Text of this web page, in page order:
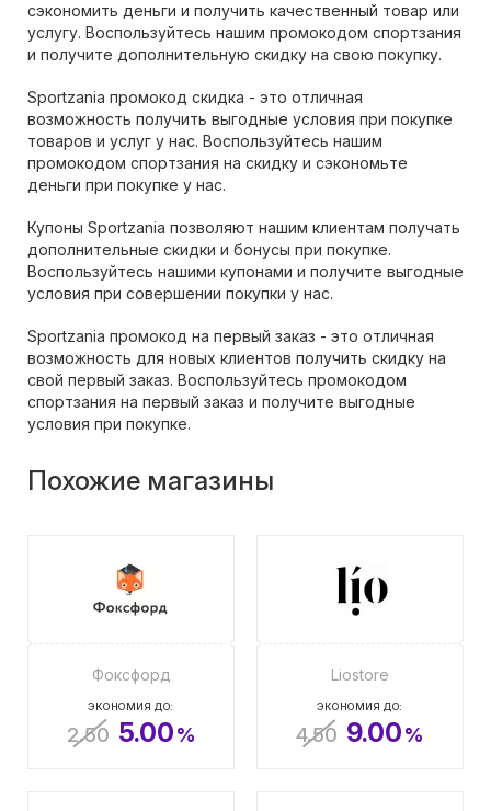
сэкономить деньги и получить качественный товар или
услугу. Воспользуйтесь нашим промокодом спортзания
и получите дополнительную скидку на свою покупку.
Sportzania промокод скидка - это отличная
возможность получить выгодные условия при покупке
товаров и услуг у нас. Воспользуйтесь нашим
промокодом спортзания на скидку и сэкономьте
деньги при покупке у нас.
Купоны Sportzania позволяют нашим клиентам получать
дополнительные скидки и бонусы при покупке.
Воспользуйтесь нашими купонами и получите выгодные
условия при совершении покупки у нас.
Sportzania промокод на первый заказ - это отличная
возможность для новых клиентов получить скидку на
свой первый заказ. Воспользуйтесь промокодом
спортзания на первый заказ и получите выгодные
условия при покупке.
Похожие магазины
Фоксфорд
ЭКОНОМИЯ ДО:
2.50 5.00%
Liostore
ЭКОНОМИЯ ДО:
4.50 9.00%